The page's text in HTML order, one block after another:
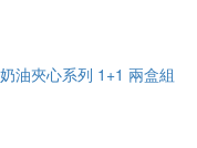
油夾心系列 1+1 兩盒組